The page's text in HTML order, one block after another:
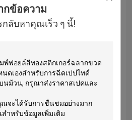
กข้อความ
กลับหาคุณเร็ว ๆ นี้!
ารพิมพ์ที่ทันสมัยที่สุดในเวลา
ค้าอย่าเปิดเผยข้อมูลของ
ำรุงรักษาเครื่องจักรเป็นประจำ
ครื่องจักรใหม่ทุกชุด
นการตรวจสอบคุณภาพไปยัง
กฤดูคุณภาพ
มาตรฐาน